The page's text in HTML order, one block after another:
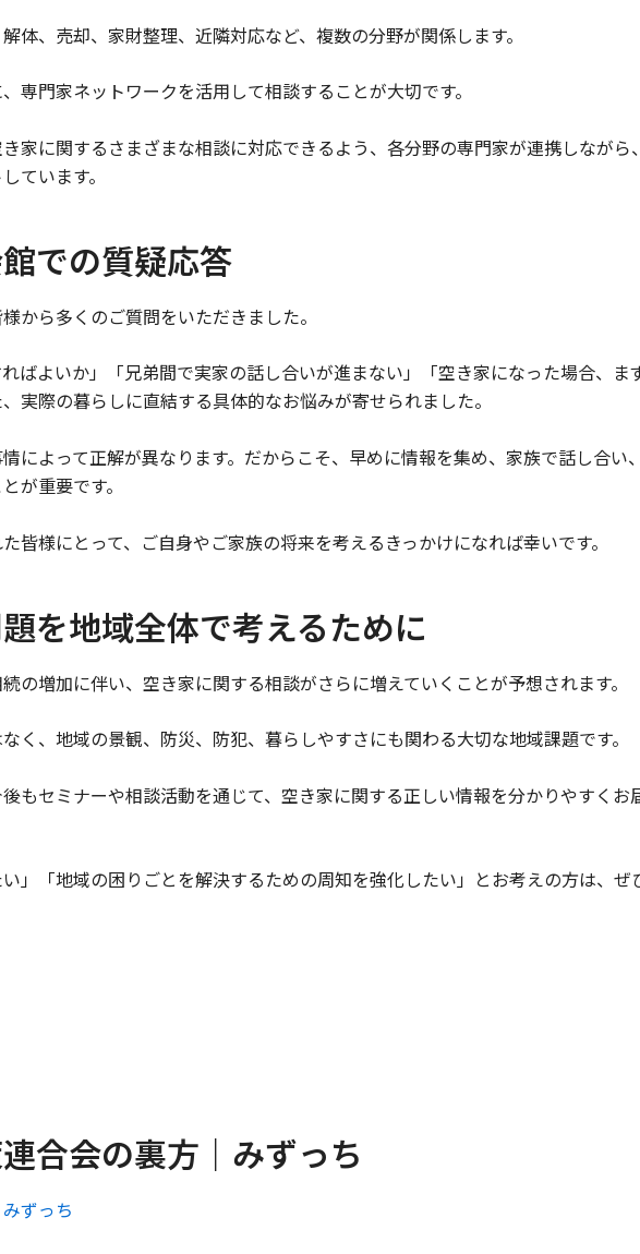
体、売却、家財整理、近隣対応など、複数の分野が関係します。
専門家ネットワークを活用して相談することが大切です。
家に関するさまざまな相談に対応できるよう、各分野の専門家が連携しながら
ています。
での質疑応答
から多くのご質問をいただきました。
ればよいか」「兄弟間で実家の話し合いが進まない」「空き家になった場合、ま
実際の暮らしに直結する具体的なお悩みが寄せられました。
によって正解が異なります。だからこそ、早めに情報を集め、家族で話し合い
が重要です。
皆様にとって、ご自身やご家族の将来を考えるきっかけになれば幸いです。
を地域全体で考えるために
の増加に伴い、空き家に関する相談がさらに増えていくことが予想されます。
く、地域の景観、防災、防犯、暮らしやすさにも関わる大切な地域課題です。
もセミナーや相談活動を通じて、空き家に関する正しい情報を分かりやすくお
い」「地域の困りごとを解決するための周知を強化したい」とお考えの方は、ぜ
合会の裏方｜みずっち
ずっち